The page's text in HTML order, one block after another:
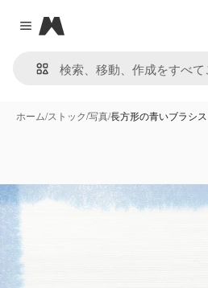
Close menu
Magnific
ホーム/ストック/写真/長方形の青いブラシ